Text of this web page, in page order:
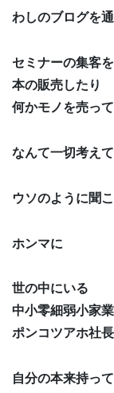
わしのブログを
セミナーの集客
本の販売したり
何かモノを売っ
なんて一切考え
ウソのように聞
ホンマに
世の中にいる
中小零細弱小家
ポンコツアホ社
自分の本来持っ